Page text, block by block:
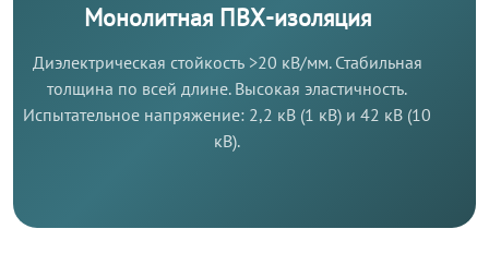
Монолитная ПВХ-изоляция
Диэлектрическая стойкость >20 кВ/мм. Стабильная
толщина по всей длине. Высокая эластичность.
Испытательное напряжение: 2,2 кВ (1 кВ) и 42 кВ (10
кВ).